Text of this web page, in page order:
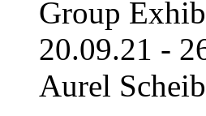
Group
20.09.21 -
Aurel